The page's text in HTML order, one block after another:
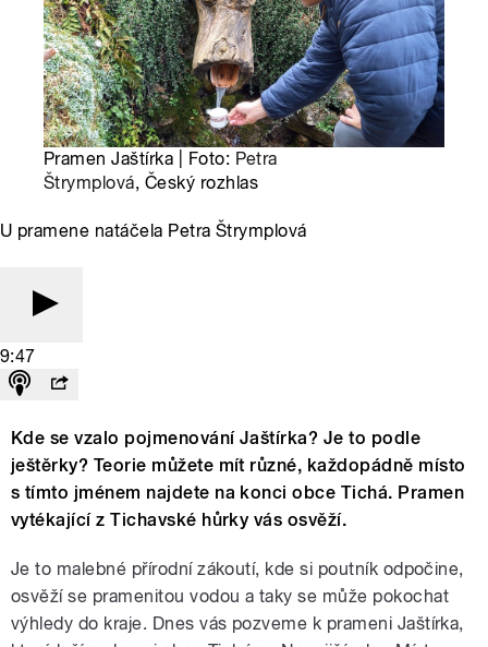
Pramen Jaštírka | Foto: Petra
Štrymplová, Český rozhlas
U pramene natáčela Petra Štrymplová
9:47
Kde se vzalo pojmenování Jaštírka? Je to podle
ještěrky? Teorie můžete mít různé, každopádně místo
s tímto jménem najdete na konci obce Tichá. Pramen
vytékající z Tichavské hůrky vás osvěží.
Je to malebné přírodní zákoutí, kde si poutník odpočine,
osvěží se pramenitou vodou a taky se může pokochat
výhledy do kraje. Dnes vás pozveme k prameni Jaštírka,